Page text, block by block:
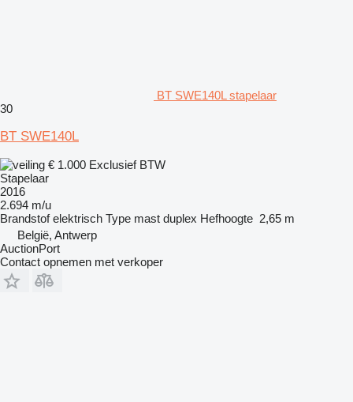
BT SWE140L stapelaar
30
BT SWE140L
€ 1.000 Exclusief BTW
Stapelaar
2016
2.694 m/u
Brandstof elektrisch Type mast duplex Hefhoogte 2,65 m
België, Antwerp
AuctionPort
Contact opnemen met verkoper